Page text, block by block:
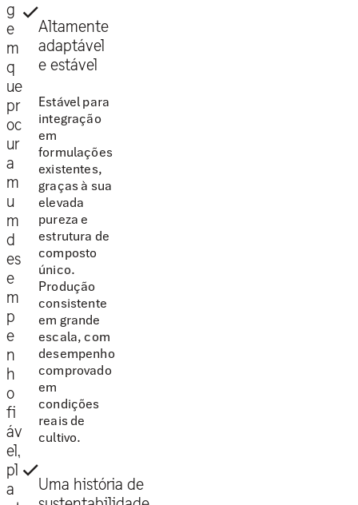
g
e
m
q
ue
pr
oc
ur
a
m
u
m
d
es
e
m
p
e
n
h
o
fi
áv
el,
pl
a
Altamente
adaptável
e estável
Estável para
integração
em
formulações
existentes,
graças à sua
elevada
pureza e
estrutura de
composto
único.
Produção
consistente
em grande
escala, com
desempenho
comprovado
em
condições
reais de
cultivo.
Uma história de